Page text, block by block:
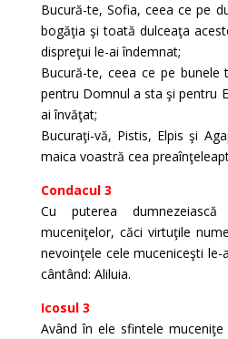
Bucură-te, Sofia, ceea ce pe
bogăţia şi toată dulceaţa
dispreţui le-ai îndemnat;
Bucură-te, ceea ce pe bunele
pentru Domnul a sta şi pentru
ai învăţat;
Bucuraţi-vă, Pistis, Elpis şi
maica voastră cea
Condacul 3
Cu puterea
muceniţelor, căci virtuţile
nevoinţele cele muceniceşti
cântând: Aliluia.
Icosul 3
Având în ele sfintele